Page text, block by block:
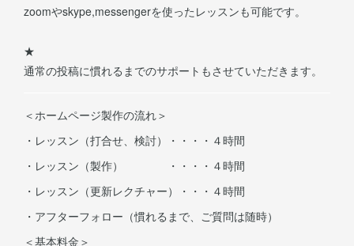
zoomやskype,messengerを使ったレッスンも可能です。
★
通常の投稿に慣れるまでのサポートもさせていただきます。
＜ホームページ製作の流れ＞
・レッスン（打合せ、検討）・・・・４時間
・レッスン（製作） ・・・・４時間
・レッスン（更新レクチャー）・・・４時間
・アフターフォロー（慣れるまで、ご質問は随時）
＜基本料金＞